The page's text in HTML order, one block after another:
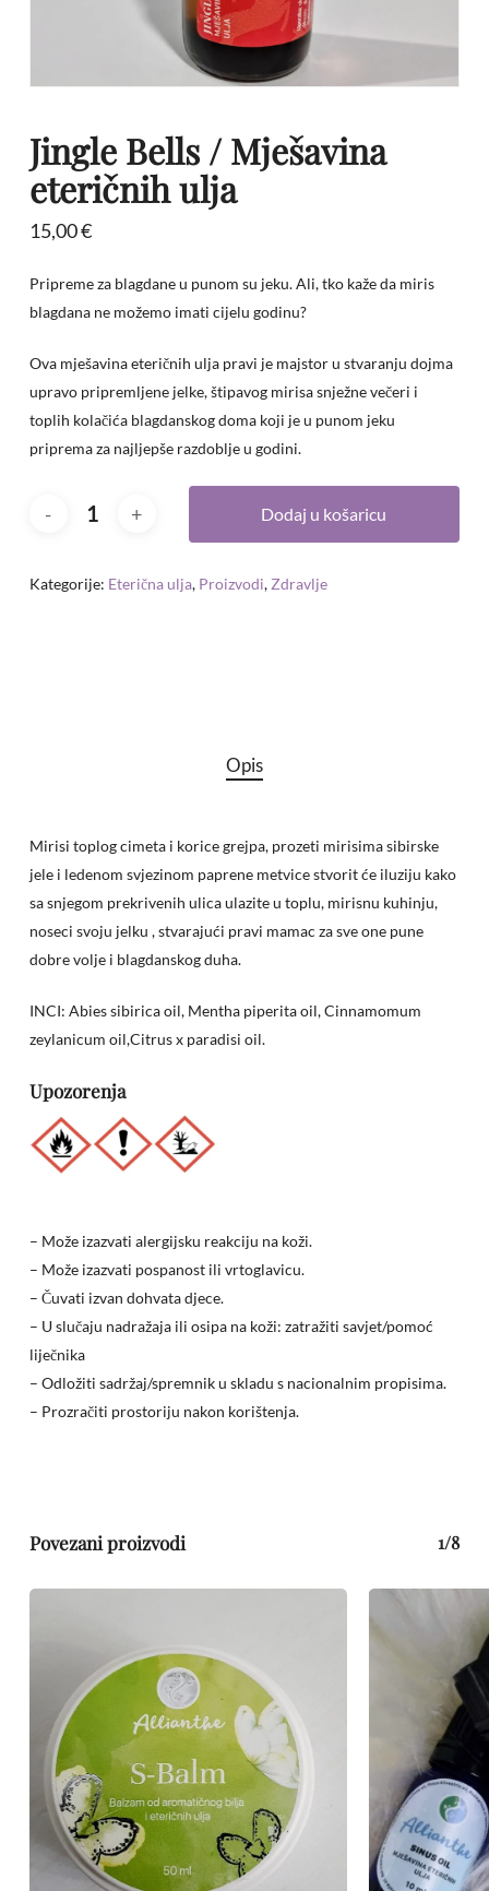
Nema proizvoda u košarici.
Go to shop
Jingle Bells / Mješavina
eteričnih ulja
15,00€
Pripreme za blagdane u punom su jeku. Ali, tko kaže da miris
blagdana ne možemo imati cijelu godinu?
Ova mješavina eteričnih ulja pravi je majstor u stvaranju dojma
upravo pripremljene jelke, štipavog mirisa snježne večeri i
toplih kolačića blagdanskog doma koji je u punom jeku
priprema za najljepše razdoblje u godini.
Dodaj u košaricu
Kategorije: Eterična ulja, Proizvodi, Zdravlje
Opis
Mirisi toplog cimeta i korice grejpa, prozeti mirisima sibirske
jele i ledenom svjezinom paprene metvice stvorit će iluziju kako
sa snjegom prekrivenih ulica ulazite u toplu, mirisnu kuhinju,
noseci svoju jelku , stvarajući pravi mamac za sve one pune
dobre volje i blagdanskog duha.
INCI: Abies sibirica oil, Mentha piperita oil, Cinnamomum
zeylanicum oil,Citrus x paradisi oil.
Upozorenja
– Može izazvati alergijsku reakciju na koži.
– Može izazvati pospanost ili vrtoglavicu.
– Čuvati izvan dohvata djece.
– U slučaju nadražaja ili osipa na koži: zatražiti savjet/pomoć
liječnika
– Odložiti sadržaj/spremnik u skladu s nacionalnim propisima.
– Prozračiti prostoriju nakon korištenja.
Povezani proizvodi 1/8